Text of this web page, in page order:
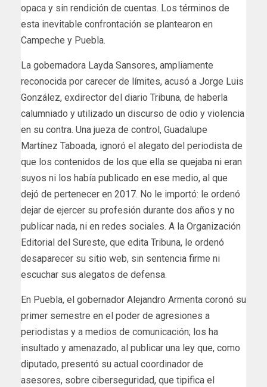
opaca y sin rendición de cuentas. Los términos de
esta inevitable confrontación se plantearon en
Campeche y Puebla.
La gobernadora Layda Sansores, ampliamente
reconocida por carecer de límites, acusó a Jorge Luis
González, exdirector del diario Tribuna, de haberla
calumniado y utilizado un discurso de odio y violencia
en su contra. Una jueza de control, Guadalupe
Martínez Taboada, ignoró el alegato del periodista de
que los contenidos de los que ella se quejaba ni eran
suyos ni los había publicado en ese medio, al que
dejó de pertenecer en 2017. No le importó: le ordenó
dejar de ejercer su profesión durante dos años y no
publicar nada, ni en redes sociales. A la Organización
Editorial del Sureste, que edita Tribuna, le ordenó
desaparecer su sitio web, sin sentencia firme ni
escuchar sus alegatos de defensa.
En Puebla, el gobernador Alejandro Armenta coronó su
primer semestre en el poder de agresiones a
periodistas y a medios de comunicación; los ha
insultado y amenazado, al publicar una ley que, como
diputado, presentó su actual coordinador de
asesores, sobre ciberseguridad, que tipifica el